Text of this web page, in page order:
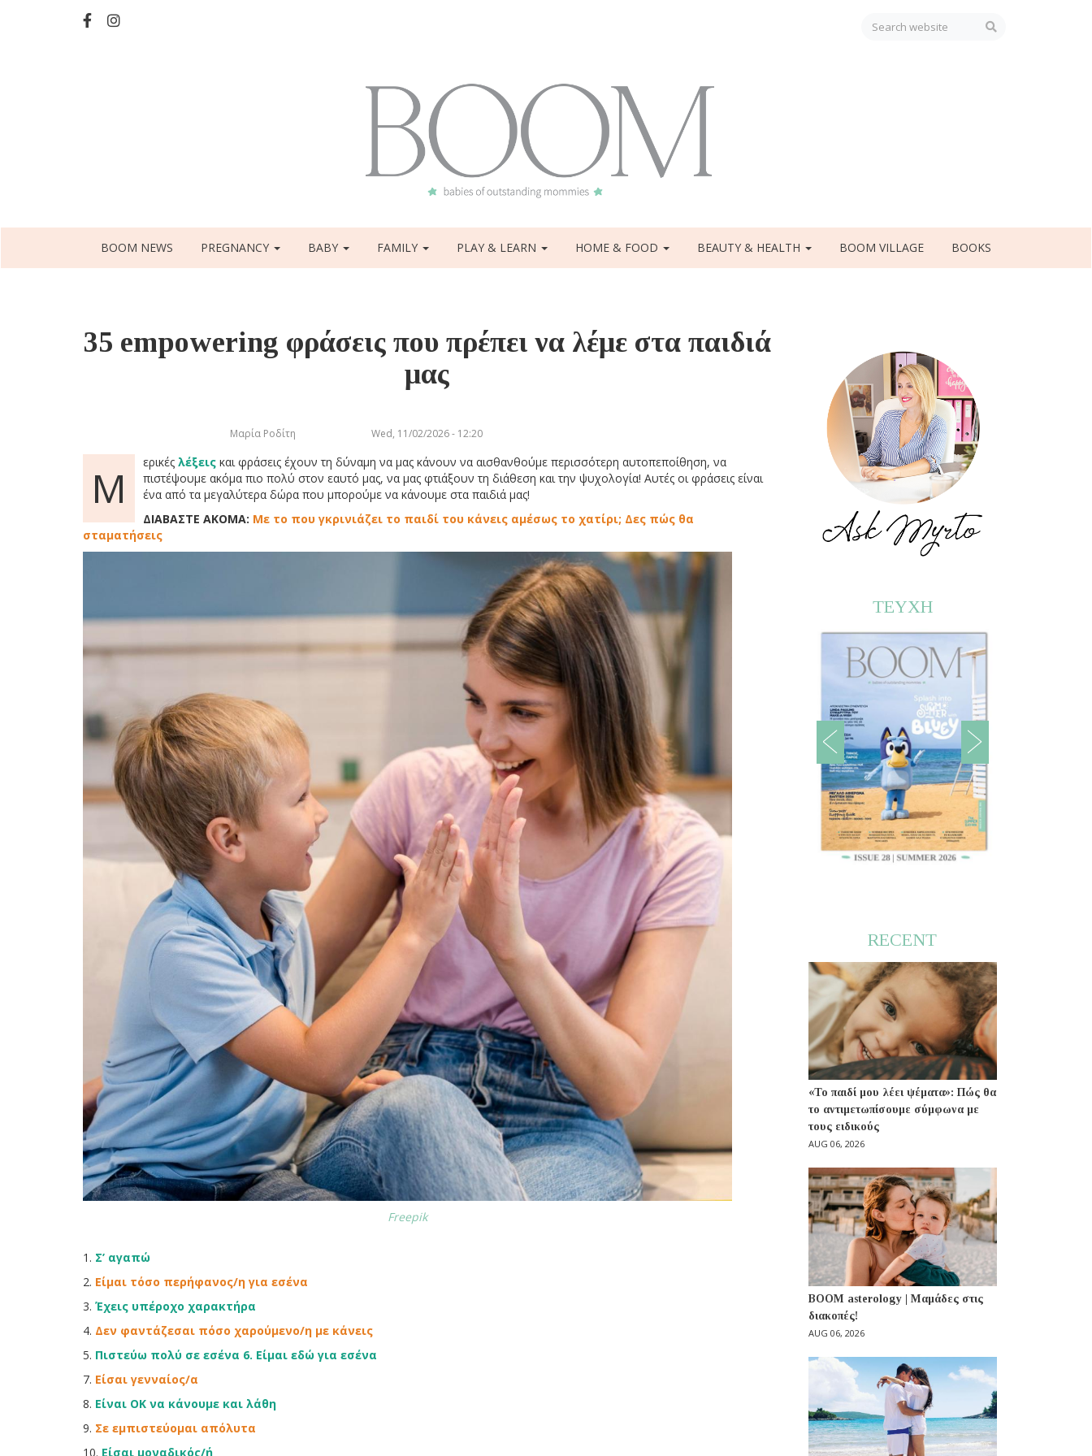
navigation
BOOM NEWS PREGNANCY BABY FAMILY PLAY & LEARN HOME & FOOD BEAUTY & HEALTH BOOM VILLAGE BOOKS
35 empowering φράσεις που πρέπει να λέμε στα παιδιά
μας
Μαρία Ροδίτη Wed, 11/02/2026 - 12:20
Μ ερικές λέξεις και φράσεις έχουν τη δύναμη να μας κάνουν να αισθανθούμε περισσότερη αυτοπεποίθηση, να
πιστέψουμε ακόμα πιο πολύ στον εαυτό μας, να μας φτιάξουν τη διάθεση και την ψυχολογία! Αυτές οι φράσεις είναι
ένα από τα μεγαλύτερα δώρα που μπορούμε να κάνουμε στα παιδιά μας!
ΔΙΑΒΑΣΤΕ ΑΚΟΜΑ: Με το που γκρινιάζει το παιδί του κάνεις αμέσως το χατίρι; Δες πώς θα
σταματήσεις
Freepik
1. Σ’ αγαπώ
2. Είμαι τόσο περήφανος/η για εσένα
3. Έχεις υπέροχο χαρακτήρα
4. Δεν φαντάζεσαι πόσο χαρούμενο/η με κάνεις
5. Πιστεύω πολύ σε εσένα 6. Είμαι εδώ για εσένα
7. Είσαι γενναίος/α
8. Είναι ΟΚ να κάνουμε και λάθη
9. Σε εμπιστεύομαι απόλυτα
10. Είσαι μοναδικός/ή
ΤΕΥΧΗ
RECENT
«Το παιδί μου λέει ψέματα»: Πώς θα
το αντιμετωπίσουμε σύμφωνα με
τους ειδικούς
AUG 06, 2026
BOOM asterology | Μαμάδες στις
διακοπές!
AUG 06, 2026